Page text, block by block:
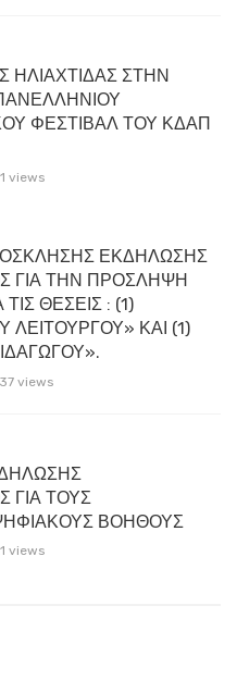
ΣΤΗΝ
ΦΕΣΤΙΒΑΛ ΤΟΥ ΚΔΑΠ
views
ΕΚΔΗΛΩΣΗΣ
ΓΙΑ ΤΗΝ ΠΡΟΣΛΗΨΗ
ΘΕΣΕΙΣ : (1)
ΛΕΙΤΟΥΡΓΟΥ» ΚΑΙ (1)
views
ΓΙΑ ΤΟΥΣ
ΒΟΗΘΟΥΣ
views